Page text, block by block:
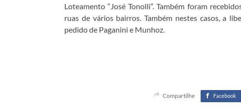
Loteamento “José Tonolli”. Também foram
ruas de vários bairros. Também nestes casos, a
pedido de Paganini e Munhoz.
Compartilhe Facebook